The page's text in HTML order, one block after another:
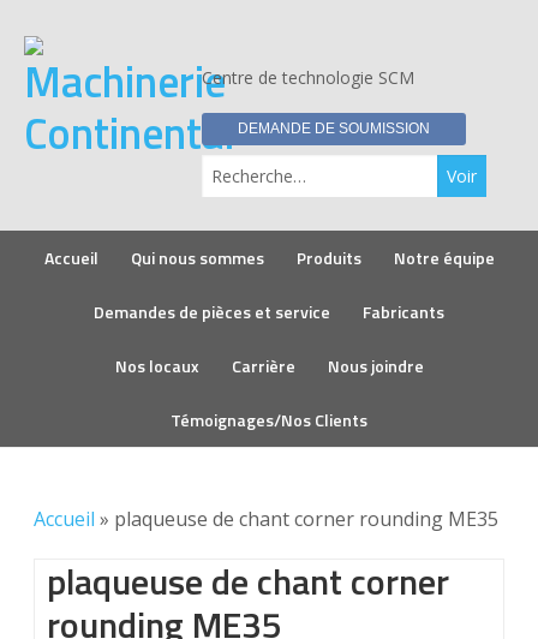
Centre de technologie SCM
DEMANDE DE SOUMISSION
Accueil Qui nous sommes Produits Notre équipe
Demandes de pièces et service Fabricants
Nos locaux Carrière Nous joindre
Témoignages/Nos Clients
Accueil » plaqueuse de chant corner rounding ME35
plaqueuse de chant corner
rounding ME35